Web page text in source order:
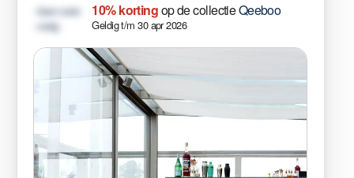
Geen code
nodig
10% kortingop de collectieQeeboo
Geldig t/m 30 apr 2026